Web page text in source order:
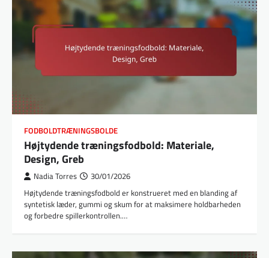
FODBOLDTRÆNINGSBOLDE
Højtydende træningsfodbold: Materiale,
Design, Greb
Nadia Torres 30/01/2026
Højtydende træningsfodbold er konstrueret med en blanding af
syntetisk læder, gummi og skum for at maksimere holdbarheden
og forbedre spillerkontrollen.…